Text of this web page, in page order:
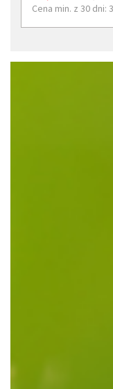
Cena min. z 30 dni: